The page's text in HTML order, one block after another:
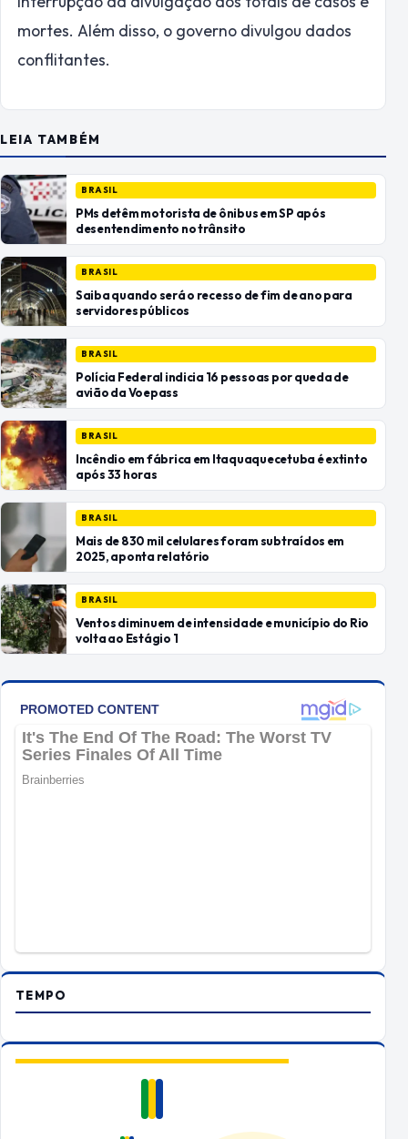
mortes. Além disso, o governo divulgou dados
conflitantes.​​​​​​​​​​​​​​​​​​​​​
LEIA TAMBÉM
BRASIL
PMs detêm motorista de ônibus em SP após
desentendimento no trânsito
BRASIL
Saiba quando será o recesso de fim de ano para
servidores públicos
BRASIL
Polícia Federal indicia 16 pessoas por queda de
avião da Voepass
BRASIL
Incêndio em fábrica em Itaquaquecetuba é extinto
após 33 horas
BRASIL
Mais de 830 mil celulares foram subtraídos em
2025, aponta relatório
BRASIL
Ventos diminuem de intensidade e município do Rio
volta ao Estágio 1
TEMPO